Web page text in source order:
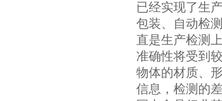
已经实现了生
包装、自动检
直是生产检测
准确性将受到
物体的材质、
信息，检测的